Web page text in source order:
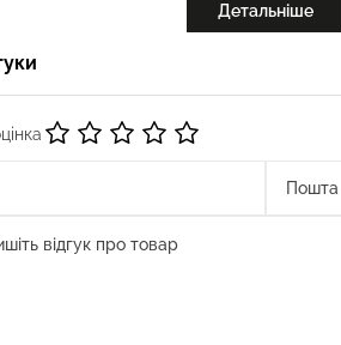
Детальніше